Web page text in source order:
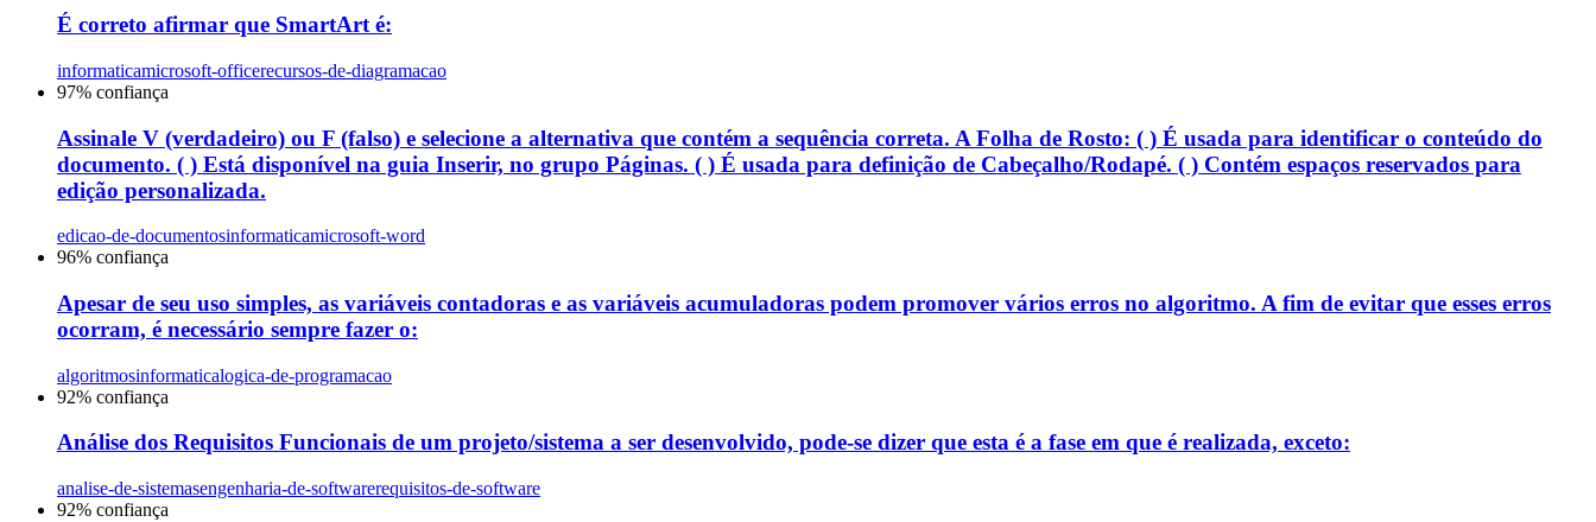
É correto afirmar que SmartArt é:
informaticamicrosoft-officerecursos-de-diagramacao
97% confiança
Assinale V (verdadeiro) ou F (falso) e selecione a alternativa que contém a sequência correta. A Folha de Rosto: ( ) É usada para identificar o conteúdo do
documento. ( ) Está disponível na guia Inserir, no grupo Páginas. ( ) É usada para definição de Cabeçalho/Rodapé. ( ) Contém espaços reservados para
edição personalizada.
edicao-de-documentosinformaticamicrosoft-word
96% confiança
Apesar de seu uso simples, as variáveis contadoras e as variáveis acumuladoras podem promover vários erros no algoritmo. A fim de evitar que esses erros
ocorram, é necessário sempre fazer o:
algoritmosinformaticalogica-de-programacao
92% confiança
Análise dos Requisitos Funcionais de um projeto/sistema a ser desenvolvido, pode-se dizer que esta é a fase em que é realizada, exceto:
analise-de-sistemasengenharia-de-softwarerequisitos-de-software
92% confiança